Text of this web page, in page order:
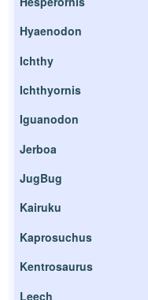
Hyaenodon
Ichthy
Ichthyornis
Iguanodon
Jerboa
JugBug
Kairuku
Kaprosuchus
Kentrosaurus
Leech